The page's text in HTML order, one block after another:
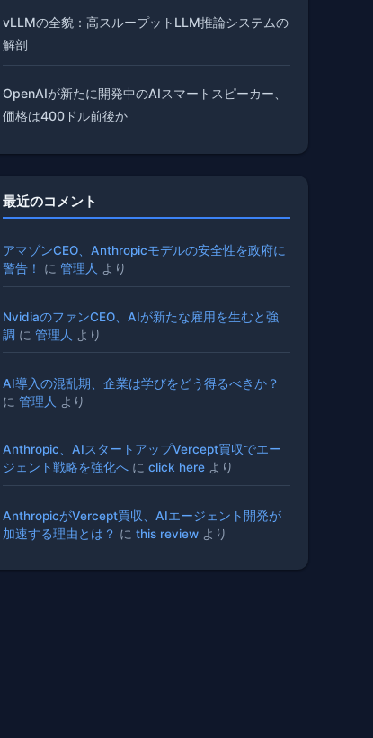
vLLMの全貌：高スループットLLM推論システムの
解剖
OpenAIが新たに開発中のAIスマートスピーカー、
価格は400ドル前後か
最近のコメント
アマゾンCEO、Anthropicモデルの安全性を政府に
警告！
に 管理人 より
NvidiaのファンCEO、AIが新たな雇用を生むと強
調 に 管理人 より
AI導入の混乱期、企業は学びをどう得るべきか？
に 管理人 より
Anthropic、AIスタートアップVercept買収でエー
ジェント戦略を強化へ に click here より
AnthropicがVercept買収、AIエージェント開発が
加速する理由とは？ に this review より